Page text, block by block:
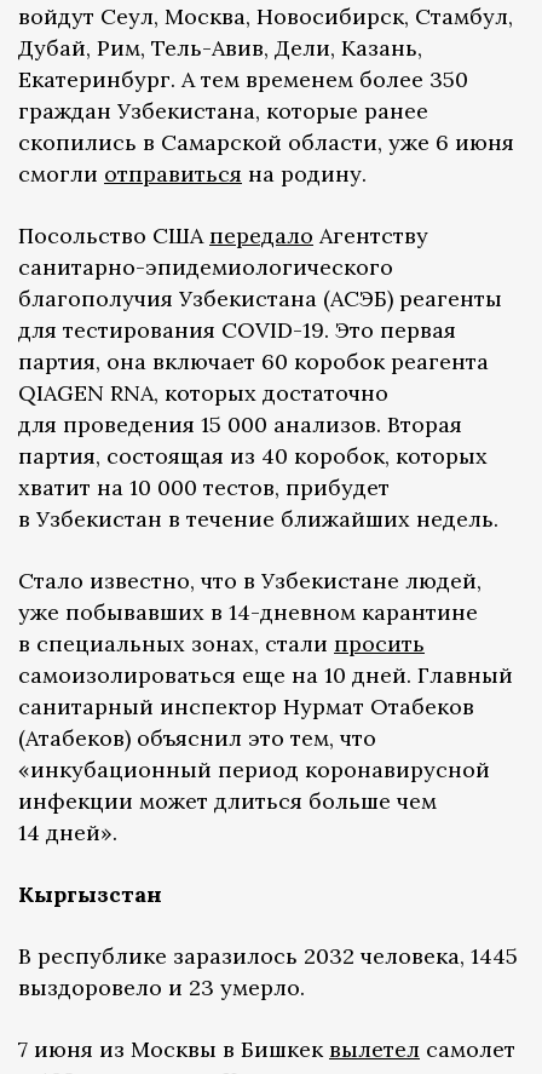
войдут Сеул, Москва, Новосибирск, Стамбул,
Дубай, Рим, Тель-Авив, Дели, Казань,
Екатеринбург. А тем временем более 350
граждан Узбекистана, которые ранее
скопились в Самарской области, уже 6 июня
смогли отправиться на родину.
Посольство США передало Агентству
санитарно-эпидемиологического
благополучия Узбекистана (АСЭБ) реагенты
для тестирования COVID-19. Это первая
партия, она включает 60 коробок реагента
QIAGEN RNA, которых достаточно
для проведения 15 000 анализов. Вторая
партия, состоящая из 40 коробок, которых
хватит на 10 000 тестов, прибудет
в Узбекистан в течение ближайших недель.
Стало известно, что в Узбекистане людей,
уже побывавших в 14-дневном карантине
в специальных зонах, стали просить
самоизолироваться еще на 10 дней. Главный
санитарный инспектор Нурмат Отабеков
(Атабеков) объяснил это тем, что
«инкубационный период коронавирусной
инфекции может длиться больше чем
14 дней».
Кыргызстан
В республике заразилось 2032 человека, 1445
выздоровело и 23 умерло.
7 июня из Москвы в Бишкек вылетел самолет